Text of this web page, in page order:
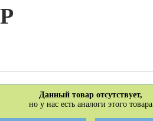
P
Данный товар отсутствует,
но у нас есть аналоги этого товара